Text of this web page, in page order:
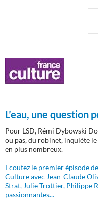
L’eau, une question
Pour LSD, Rémi Dybowski
ou pas, du robinet, inquiète
en plus nombreux.
Ecoutez le premier épisode
Culture avec Jean-Claude
Strat, Julie Trottier, Philippe
passionnantes...